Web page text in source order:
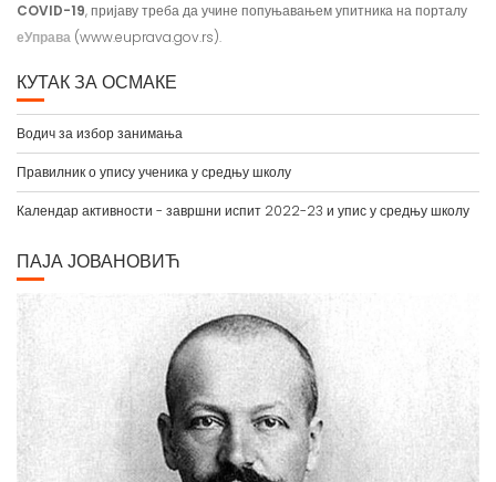
COVID-19, пријаву треба да учине попуњавањем упитника на порталу
еУправа (www.euprava.gov.rs).
КУТАК ЗА ОСМАКЕ
Водич за избор занимања
Правилник о упису ученика у средњу школу
Календар активности - завршни испит 2022-23 и упис у средњу школу
ПАЈА ЈОВАНОВИЋ